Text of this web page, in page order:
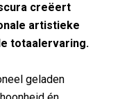
creëert
artistieke
totaalervaring.
geladen